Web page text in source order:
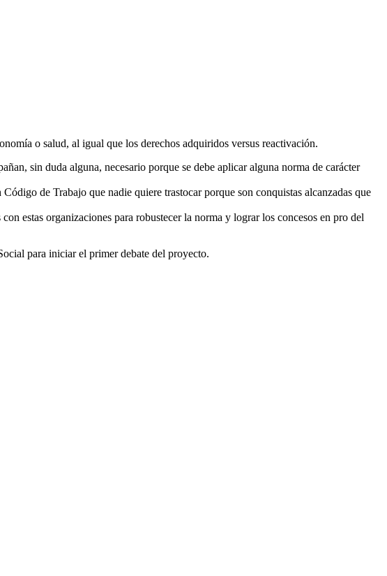
o salud, al igual que los derechos adquiridos versus reactivación.
sin duda alguna, necesario porque se debe aplicar alguna norma de carácter
de Trabajo que nadie quiere trastocar porque son conquistas alcanzadas que
estas organizaciones para robustecer la norma y lograr los concesos en pro del
para iniciar el primer debate del proyecto.